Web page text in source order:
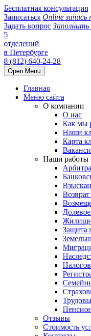
Бесплатная консультация
Записаться Online запись
Задать вопрос Заполнить
5
отделений
в Петербурге
8 (812) 640-24-28
Open Menu
Главная
Меню сайта
О компании
О нас
Как мы
Наши
Карта
Наши работы
Защита
Отзывы
Стоимость